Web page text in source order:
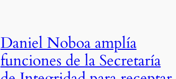
Daniel Noboa amplía
funciones de la Secretaría